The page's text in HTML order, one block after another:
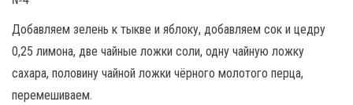
Добавляем зелень к тыкве и яблоку, добавляем сок и цедру
0,25 лимона, две чайные ложки соли, одну чайную ложку
сахара, половину чайной ложки чёрного молотого перца,
перемешиваем.